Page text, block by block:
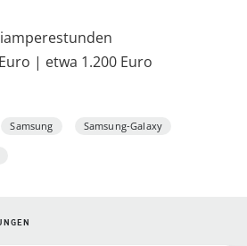
| etwa 1.200 Euro
Samsung Samsung-Galaxy